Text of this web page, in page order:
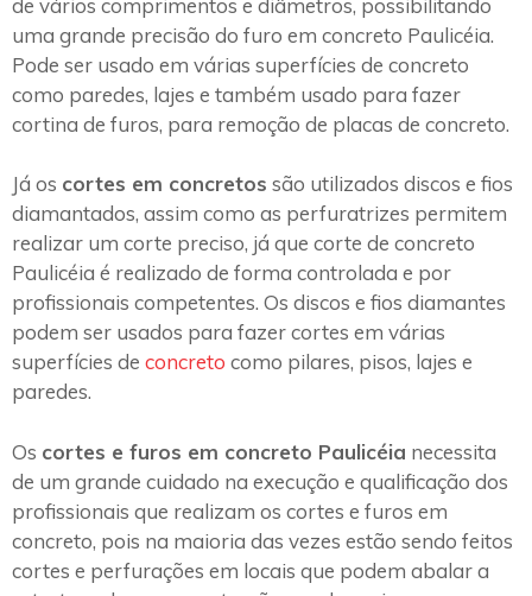
uma grande precisão do furo em concreto Paulicéia.
Pode ser usado em várias superfícies de concreto
como paredes, lajes e também usado para fazer
cortina de furos, para remoção de placas de concreto.
Já os cortes em concretos são utilizados discos e fios
diamantados, assim como as perfuratrizes permitem
realizar um corte preciso, já que corte de concreto
Paulicéia é realizado de forma controlada e por
profissionais competentes. Os discos e fios diamantes
podem ser usados para fazer cortes em várias
superfícies de concreto como pilares, pisos, lajes e
paredes.
Os cortes e furos em concreto Paulicéia necessita
de um grande cuidado na execução e qualificação dos
profissionais que realizam os cortes e furos em
concreto, pois na maioria das vezes estão sendo feitos
cortes e perfurações em locais que podem abalar a